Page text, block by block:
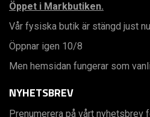
Öppet i Markbutiken.
Vår fysiska butik är stängd just
Öppnar igen 10/8
Men hemsidan fungerar som
NYHETSBREV
Prenumerera på vårt nyhetsbrev